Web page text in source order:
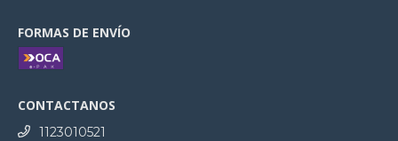
FORMAS DE ENVÍO
CONTACTANOS
1123010521